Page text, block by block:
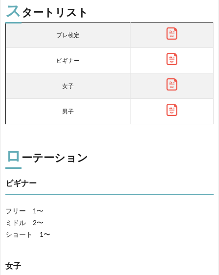
スタートリスト
プレ検定
ビギナー
女子
男子
ロ ーテーション
ビギナー
フリー 1〜
ミドル 2〜
ショート 1〜
女子